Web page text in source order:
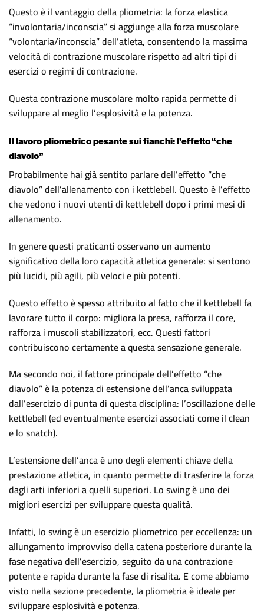
Questo è il vantaggio della pliometria: la forza elastica
“involontaria/inconscia” si aggiunge alla forza muscolare
“volontaria/inconscia” dell’atleta, consentendo la massima
velocità di contrazione muscolare rispetto ad altri tipi di
esercizi o regimi di contrazione.
Questa contrazione muscolare molto rapida permette di
sviluppare al meglio l’esplosività e la potenza.
Il lavoro pliometrico pesante sui fianchi: l’effetto “che
diavolo”
Probabilmente hai già sentito parlare dell’effetto “che
diavolo” dell’allenamento con i kettlebell. Questo è l’effetto
che vedono i nuovi utenti di kettlebell dopo i primi mesi di
allenamento.
In genere questi praticanti osservano un aumento
significativo della loro capacità atletica generale: si sentono
più lucidi, più agili, più veloci e più potenti.
Questo effetto è spesso attribuito al fatto che il kettlebell fa
lavorare tutto il corpo: migliora la presa, rafforza il core,
rafforza i muscoli stabilizzatori, ecc. Questi fattori
contribuiscono certamente a questa sensazione generale.
Ma secondo noi, il fattore principale dell’effetto “che
diavolo” è la potenza di estensione dell’anca sviluppata
dall’esercizio di punta di questa disciplina: l’oscillazione delle
kettlebell (ed eventualmente esercizi associati come il clean
e lo snatch).
L’estensione dell’anca è uno degli elementi chiave della
prestazione atletica, in quanto permette di trasferire la forza
dagli arti inferiori a quelli superiori. Lo swing è uno dei
migliori esercizi per sviluppare questa qualità.
Infatti, lo swing è un esercizio pliometrico per eccellenza: un
allungamento improvviso della catena posteriore durante la
fase negativa dell’esercizio, seguito da una contrazione
potente e rapida durante la fase di risalita. E come abbiamo
visto nella sezione precedente, la pliometria è ideale per
sviluppare esplosività e potenza.